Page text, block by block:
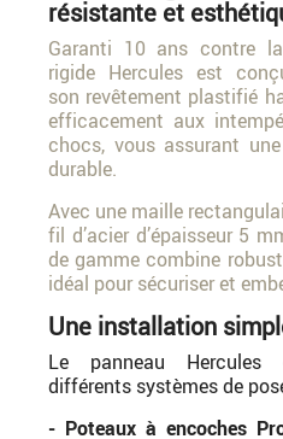
résistante et
Garanti 10 ans contre
rigide Hercules est
son revêtement plastifié
efficacement aux
chocs, vous assurant
durable.
Avec une maille
fil d’acier d’épaisseur 5
de gamme combine
idéal pour sécuriser et
Une installation
Le panneau
différents systèmes de
- Poteaux à encoches